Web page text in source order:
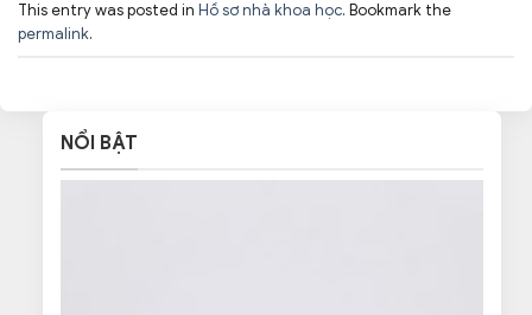
This entry was posted in Hồ sơ nhà khoa học. Bookmark the
permalink.
NỔI BẬT